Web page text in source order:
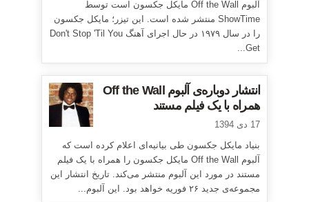
آلبوم Off the Wall مایکل جکسون است توسط
ShowTime منتشر شده است. این تیزر؛ مایکل جکسون
را در سال ۱۹۷۹ در حال اجرای آهنگ Don't Stop 'Til You
Get...
انتشار دوباره‌ی آلبوم Off the Wall
همراه با یک فیلم مستند
17 دی 1394
بنیاد مایکل جکسون طی بیانیه‌ای اعلام کرده است که
آلبوم Off the Wall مایکل جکسون را همراه با یک فیلم
مستند در مورد این آلبوم منتشر می‌کند. تاریخ انتشار این
مجموعه‌ی جدید ۲۶ فوریه خواهد بود. این آلبوم...